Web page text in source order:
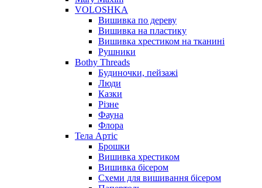
VOLOSHKA
Вишивка по дереву
Вишивка на пластику
Вишивка хрестиком на тканині
Рушники
Bothy Threads
Будиночки, пейзажі
Люди
Казки
Різне
Фауна
Флора
Тела Артіс
Брошки
Вишивка хрестиком
Вишивка бісером
Схеми для вишивання бісером